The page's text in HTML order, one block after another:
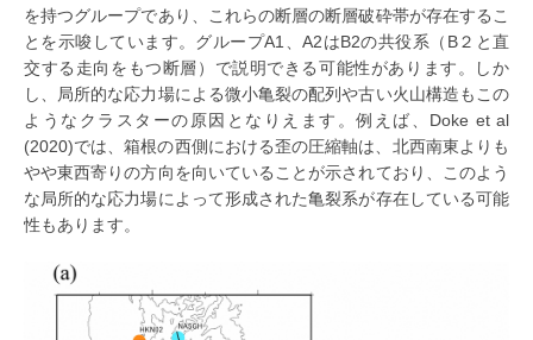
を持つグループであり、これらの断層の断層破砕帯が存在するこ
とを示唆しています。グループA1、A2はB2の共役系（B２と直
交する走向をもつ断層）で説明できる可能性があります。しか
し、局所的な応力場による微小亀裂の配列や古い火山構造もこの
ようなクラスターの原因となりえます。例えば、Doke et al
(2020)では、箱根の西側における歪の圧縮軸は、北西南東よりも
やや東西寄りの方向を向いていることが示されており、このよう
な局所的な応力場によって形成された亀裂系が存在している可能
性もあります。